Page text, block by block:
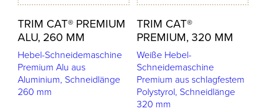
TRIM CAT® PREMIUM
ALU, 260 MM
Hebel-Schneidemaschine
Premium Alu aus
Aluminium, Schneidlänge
260 mm
TRIM CAT®
PREMIUM, 320 MM
Weiße Hebel-
Schneidemaschine
Premium aus schlagfestem
Polystyrol, Schneidlänge
320 mm